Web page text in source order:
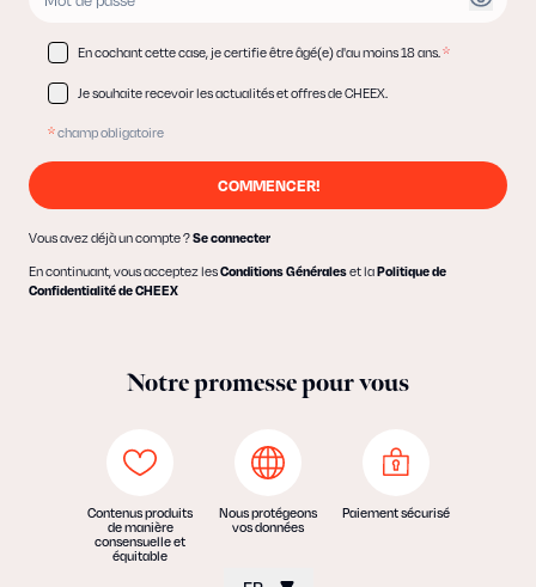
En cochant cette case, je certifie être âgé(e) d'au moins 18 ans. *
Je souhaite recevoir les actualités et offres de CHEEX.
*champ obligatoire
COMMENCER!
Vous avez déjà un compte ?Se connecter
En continuant, vous acceptez lesConditions Généraleset laPolitique de
Confidentialité de CHEEX
Notre promesse pour vous
Contenus produits
de manière
consensuelle et
équitable
Nous protégeons
vos données
Paiement sécurisé